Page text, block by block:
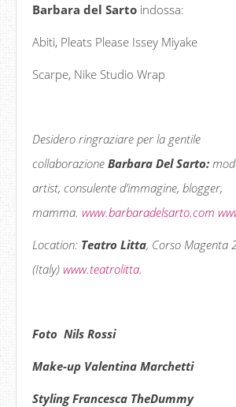
Barbara del Sarto indossa:
Abiti, Pleats Please Issey Miyake
Scarpe, Nike Studio Wrap
Desidero ringraziare per la gentile
collaborazione Barbara Del Sarto:
artist, consulente d’immagine, blogger,
mamma. www.barbaradelsarto.com
Location: Teatro Litta, Corso Magenta
(Italy) www.teatrolitta.
Foto Nils Rossi
Make-up Valentina Marchetti
Styling Francesca TheDummy